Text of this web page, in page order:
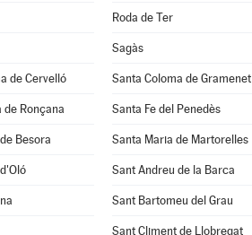
Roda de Ter
Sagàs
de Cervelló Santa Coloma de Gramenet
de Ronçana Santa Fe del Penedès
Besora Santa Maria de Martorelles
Sant Andreu de la Barca
Sant Bartomeu del Grau
Sant Climent de Llobregat